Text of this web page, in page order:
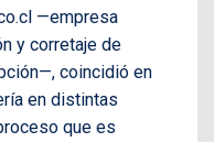
—empresa
y corretaje de
coincidió en
en distintas
que es